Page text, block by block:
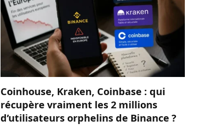
Coinhouse, Kraken, Coinbase : qui
récupère vraiment les 2 millions
d’utilisateurs orphelins de Binance ?